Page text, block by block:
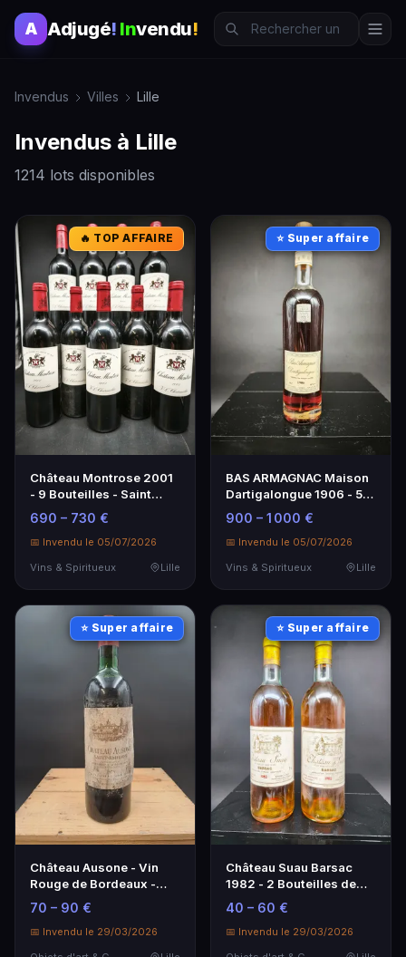
A Adjugé! Invendu!
Invendus Villes Lille
Invendus à Lille
1214 lots disponibles
🔥 TOP AFFAIRE
Château Montrose 2001
- 9 Bouteilles - Saint
Estèphe - 2ème Grand
Cru Classé
690 – 730 €
📅 Invendu le 05/07/2026
Vins & Spiritueux
Lille
⭐ Super affaire
BAS ARMAGNAC Maison
Dartigalongue 1906 - 50
cl
900 – 1 000 €
📅 Invendu le 05/07/2026
Vins & Spiritueux
Lille
⭐ Super affaire
Château Ausone - Vin
Rouge de Bordeaux -
Niv.-3,1cm sous liège
55mm
70 – 90 €
📅 Invendu le 29/03/2026
⭐ Super affaire
Château Suau Barsac
1982 - 2 Bouteilles de
Vin de Collection
40 – 60 €
📅 Invendu le 29/03/2026